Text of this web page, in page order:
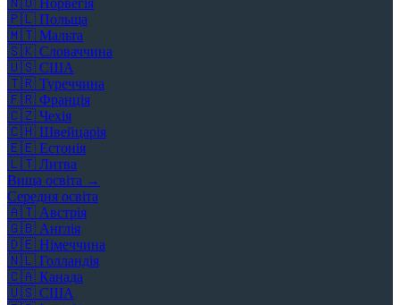
🇳🇴 Норвегія
🇵🇱 Польща
🇲🇹 Мальта
🇸🇰 Словаччина
🇺🇸 США
🇹🇷 Туреччина
🇫🇷 Франція
🇨🇿 Чехія
🇨🇭 Швейцарія
🇪🇪 Естонія
🇱🇹 Литва
Вища освіта →
Середня освіта
🇦🇹 Австрія
🇬🇧 Англія
🇩🇪 Німеччина
🇳🇱 Голландія
🇨🇦 Канада
🇺🇸 США